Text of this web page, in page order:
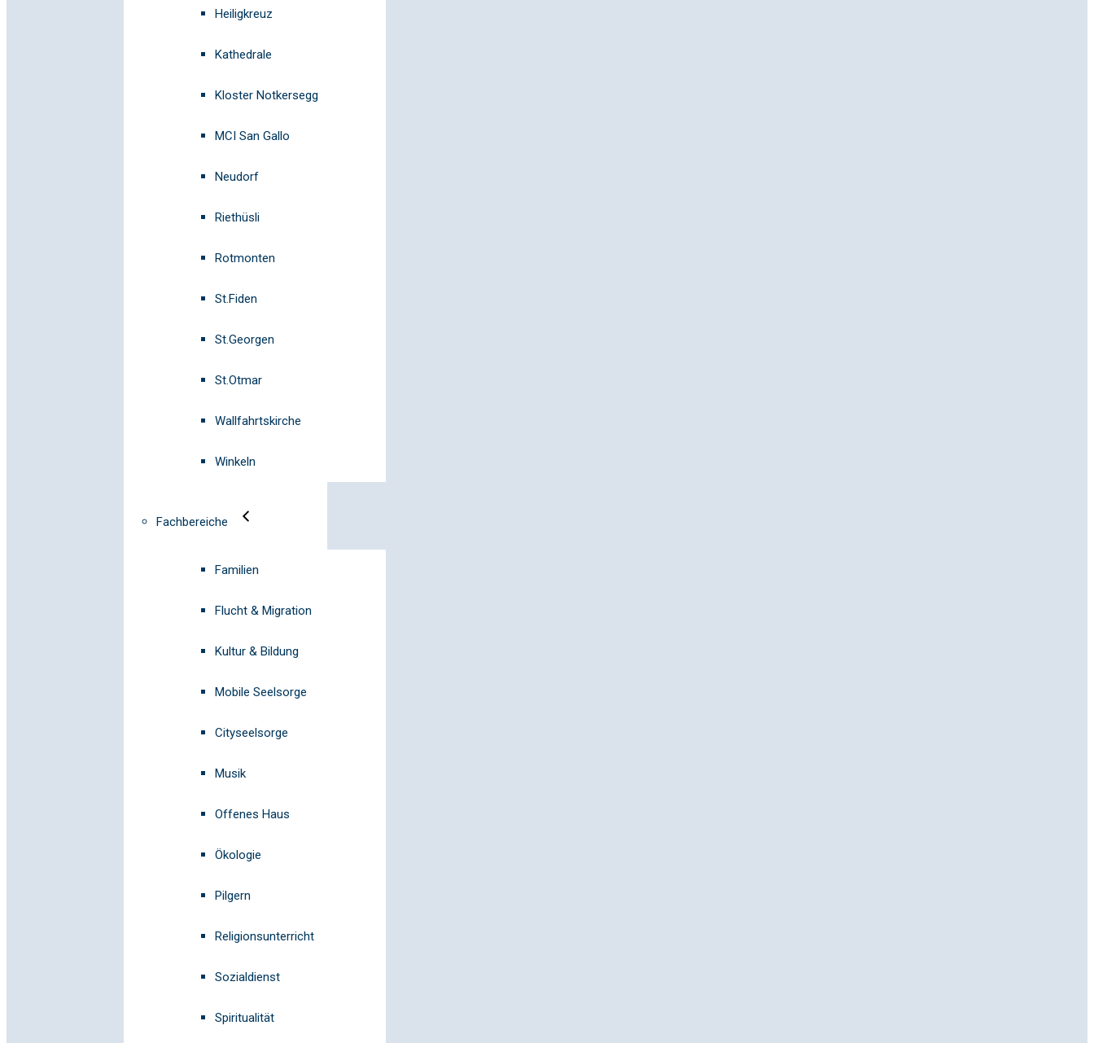
Heiligkreuz
Kathedrale
Kloster Notkersegg
MCI San Gallo
Neudorf
Riethüsli
Rotmonten
St.Fiden
St.Georgen
St.Otmar
Wallfahrtskirche
Winkeln
Fachbereiche
Familien
Flucht & Migration
Kultur & Bildung
Mobile Seelsorge
Cityseelsorge
Musik
Offenes Haus
Ökologie
Pilgern
Religionsunterricht
Sozialdienst
Spiritualität